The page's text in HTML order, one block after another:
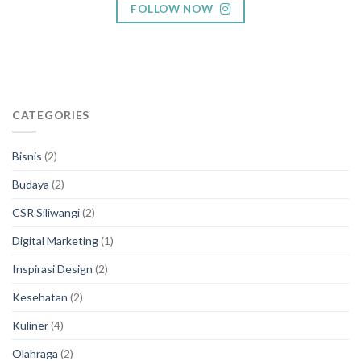
CATEGORIES
Bisnis (2)
Budaya (2)
CSR Siliwangi(2)
Digital Marketing(1)
Inspirasi Design (2)
Kesehatan (2)
Kuliner(4)
Olahraga (2)
FOLLOW NOW